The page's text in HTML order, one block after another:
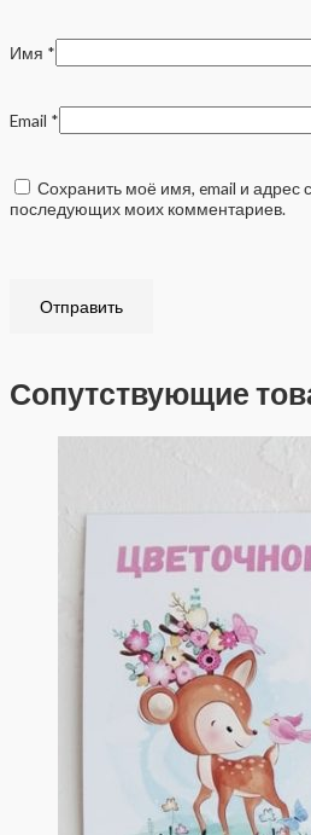
Имя *
Email *
Сохранить моё имя, email и адрес
последующих моих комментариев.
Сопутствующие